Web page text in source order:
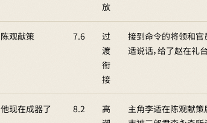
放
陈观献策 7.6
过
渡
衔
接
接到命令的将领和官
适说话，给了赵在礼
他现在成器了 8.2
高
主角李适在陈观献策